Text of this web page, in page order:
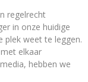
regelrecht
in onze huidige
plek weet te leggen.
elkaar
hebben we